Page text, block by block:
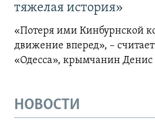
тяжелая история»
«Потеря ими Кинбурнской
движение вперед», –
«Одесса», крымчанин Денис
НОВОСТИ